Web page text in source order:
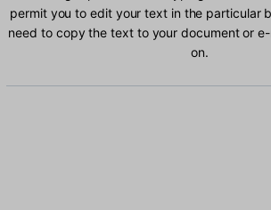
permit you to edit your text in the particular
need to copy the text to your document or
on.